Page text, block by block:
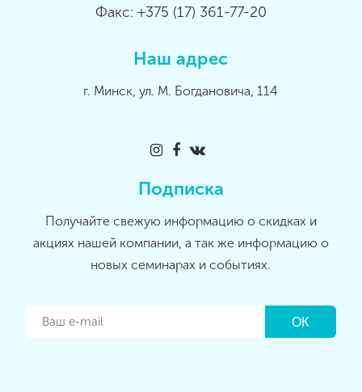
Факс: +375 (17) 361-77-20
Наш адрес
г. Минск, ул. М. Богдановича, 114
Подписка
Получайте свежую информацию о скидках и
акциях нашей компании, а так же информацию о
новых семинарах и событиях.